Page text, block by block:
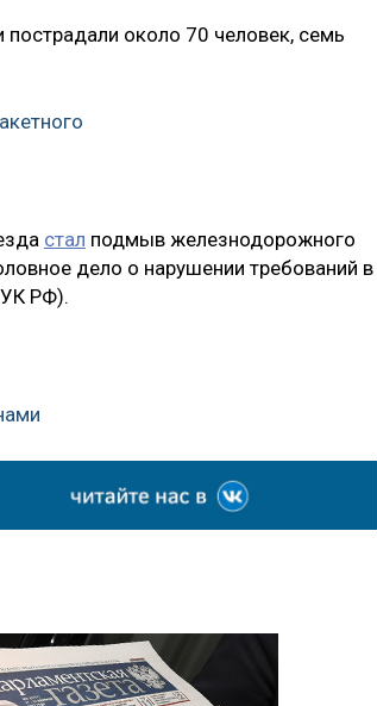
пострадали около 70 человек, семь
стал подмыв железнодорожного
дело о нарушении требований в
УК РФ).